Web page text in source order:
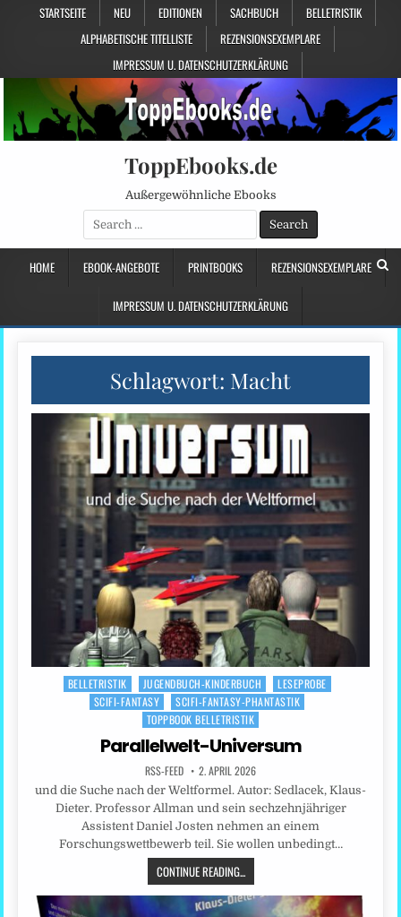
STARTSEITE NEU EDITIONEN SACHBUCH
BELLETRISTIK
ALPHABETISCHE TITELLISTE
REZENSIONSEXEMPLARE
IMPRESSUM U. DATENSCHUTZERKLÄRUNG
ToppEbooks.de
Außergewöhnliche Ebooks
Search
for:
HOME EBOOK-ANGEBOTE PRINTBOOKS REZENSIONSEXEMPLARE
IMPRESSUM U. DATENSCHUTZERKLÄRUNG
Schlagwort: Macht
Posted
BELLETRISTIK JUGENDBUCH-KINDERBUCH
LESEPROBE
SCIFI-FANTASY
SCIFI-FANTASY-PHANTASTIK
TOPPBOOK BELLETRISTIK
Parallelwelt-Universum
RSS-FEED 2. APRIL 2026
und die Suche nach der Weltformel. Autor: Sedlacek, Klaus-
Dieter. Professor Allman und sein sechzehnjähriger
Assistent Daniel Josten nehmen an einem
Forschungswettbewerb teil. Sie wollen unbedingt…
CONTINUE READING...